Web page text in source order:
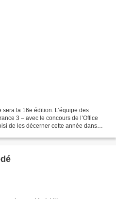
sera la 16e édition. L’équipe des
3 – avec le concours de l’Office
de les décerner cette année dans